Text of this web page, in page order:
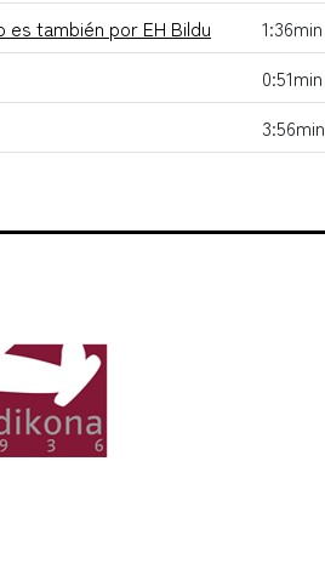
también por EH Bildu
1:36min
0:51min
3:56min